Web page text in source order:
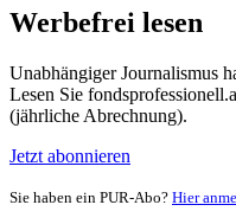
Werbefrei lesen
Unabhängiger Journalismus
Lesen Sie
(jährliche Abrechnung).
Jetzt abonnieren
Sie haben ein PUR-Abo? Hier